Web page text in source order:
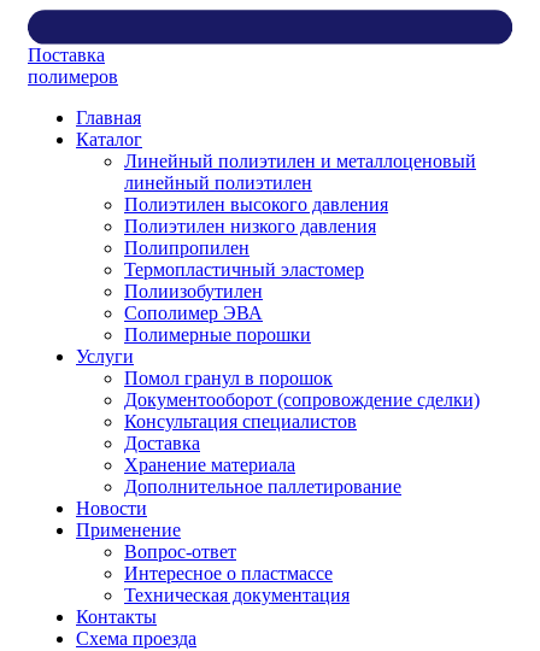
Поставка
полимеров
Главная
Каталог
Линейный полиэтилен и металлоценовый
линейный полиэтилен
Полиэтилен высокого давления
Полиэтилен низкого давления
Полипропилен
Термопластичный эластомер
Полиизобутилен
Сополимер ЭВА
Полимерные порошки
Услуги
Помол гранул в порошок
Документооборот (сопровождение сделки)
Консультация специалистов
Доставка
Хранение материала
Дополнительное паллетирование
Новости
Применение
Вопрос-ответ
Интересное о пластмассе
Техническая документация
Контакты
Схема проезда